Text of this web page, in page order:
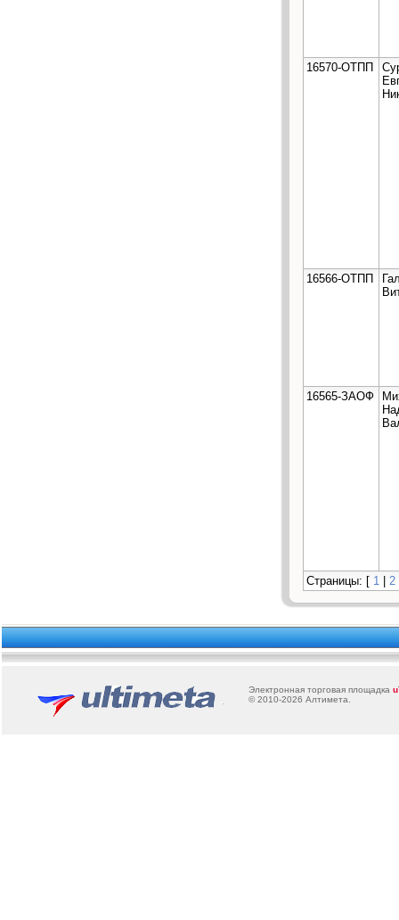
16570-ОТПП
16566-ОТПП
16565-ЗАОФ
Страницы: [ 1 | 2
Электронная торговая площадка u
© 2010-2026 Алтимета